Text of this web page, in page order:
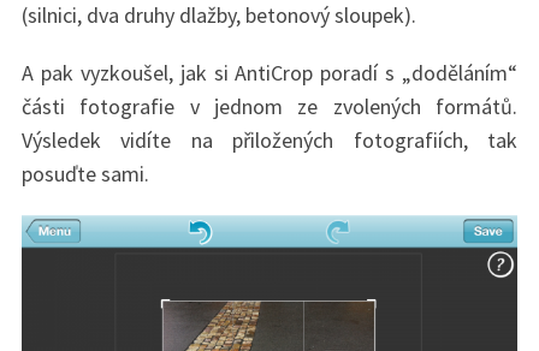
(silnici, dva druhy dlažby, betonový sloupek).
A pak vyzkoušel, jak si AntiCrop poradí s „doděláním“
části fotografie v jednom ze zvolených formátů.
Výsledek vidíte na přiložených fotografiích, tak
posuďte sami.